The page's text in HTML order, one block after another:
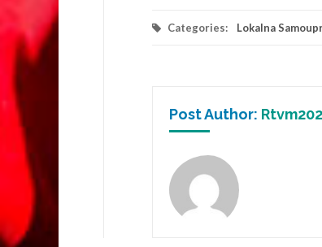
Categories: Lokalna
Post Author: